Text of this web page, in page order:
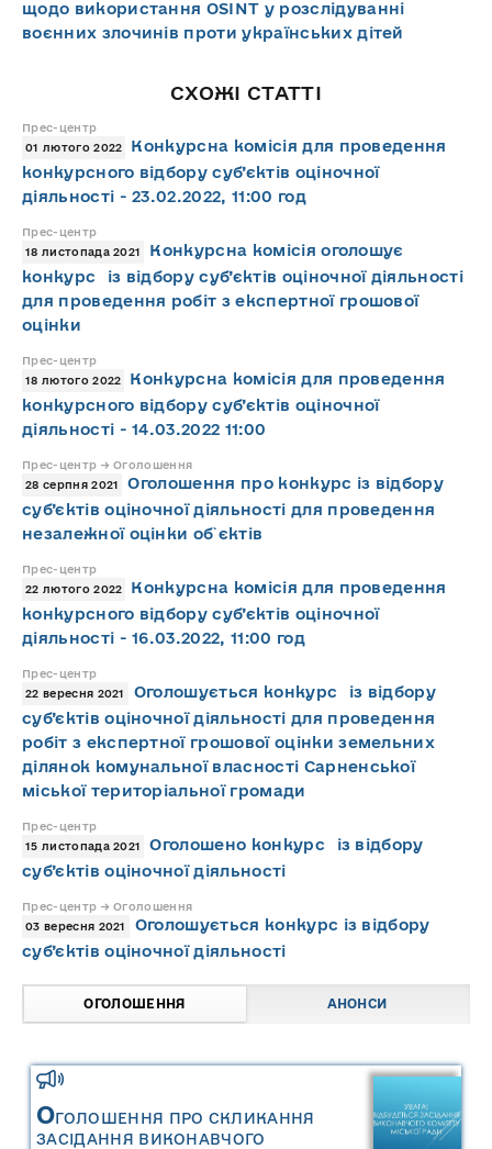
щодо використання OSINT у розслідуванні
воєнних злочинів проти українських дітей
СХОЖІ СТАТТІ
Прес-центр
01 лютого 2022
Конкурсна комісія для проведення
конкурсного відбору суб’єктів оціночної
діяльності - 23.02.2022, 11:00 год
Прес-центр
18 листопада 2021
Конкурсна комісія оголошує
конкурс із відбору суб’єктів оціночної діяльності
для проведення робіт з експертної грошової
оцінки
Прес-центр
18 лютого 2022
Конкурсна комісія для проведення
конкурсного відбору суб’єктів оціночної
діяльності - 14.03.2022 11:00
Прес-центр → Оголошення
28 серпня 2021
Оголошення про конкурс із відбору
суб’єктів оціночної діяльності для проведення
незалежної оцінки об`єктів
Прес-центр
22 лютого 2022
Конкурсна комісія для проведення
конкурсного відбору суб’єктів оціночної
діяльності - 16.03.2022, 11:00 год
Прес-центр
22 вересня 2021
Оголошується конкурс із відбору
суб’єктів оціночної діяльності для проведення
робіт з експертної грошової оцінки земельних
ділянок комунальної власності Сарненської
міської територіальної громади
Прес-центр
15 листопада 2021
Оголошено конкурс із відбору
суб’єктів оціночної діяльності
Прес-центр → Оголошення
03 вересня 2021
Оголошується конкурс із відбору
суб’єктів оціночної діяльності
ОГОЛОШЕННЯ АНОНСИ
ОГОЛОШЕННЯ ПРО СКЛИКАННЯ
ЗАСІДАННЯ ВИКОНАВЧОГО